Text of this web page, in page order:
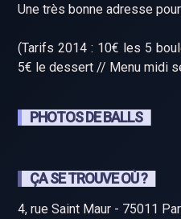
Une très bonne adresse
(Tarifs 2014 : 10€ les 5
5€ le dessert // Menu midi
PHOTOS DE BALLS
ÇA SE TROUVE OÙ ?
4, rue Saint Maur - 75011